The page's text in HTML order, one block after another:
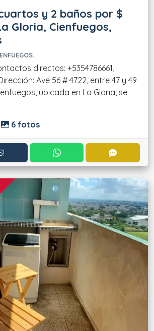
y 2 baños por $
Gloria, Cienfuegos,
directos: +5354786661,
Ave 56 # 4722, entre 47 y 49
ubicada en La Gloria, se
6 fotos
CONTACTAR POR